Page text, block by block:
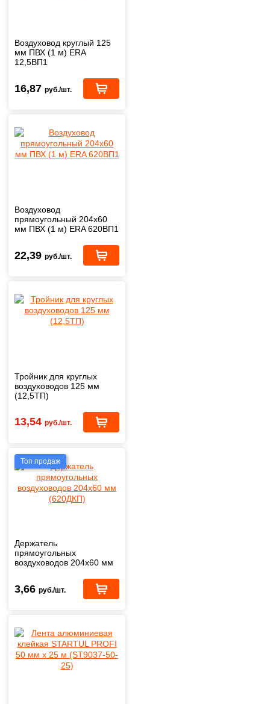
Воздуховод круглый 125
мм ПВХ (1 м) ERA
12,5ВП1
16,87 руб./шт.
Воздуховод
прямоугольный 204х60
мм ПВХ (1 м) ERA 620ВП1
22,39 руб./шт.
Тройник для круглых
воздуховодов 125 мм
(12,5ТП)
13,54 руб./шт.
Топ продаж
Держатель
прямоугольных
воздуховодов 204х60 мм
3,66 руб./шт.